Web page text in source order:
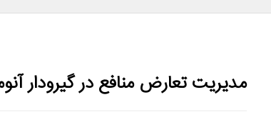
مدیریت تعارض منافع در گیرودار